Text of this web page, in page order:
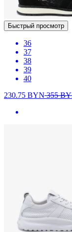
Быстрый просмотр
36
37
38
39
40
230.75 BYN355